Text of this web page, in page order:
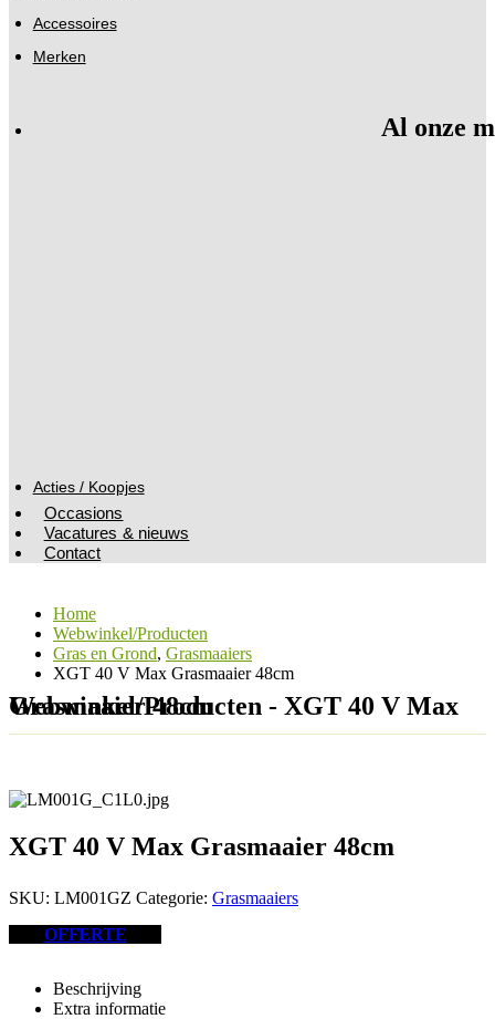
Accessoires
Merken
Al onze
Acties / Koopjes
Occasions
Vacatures & nieuws
Contact
Home
Webwinkel/Producten
Gras en Grond, Grasmaaiers
XGT 40 V Max Grasmaaier 48cm
Webwinkel/Producten - XGT 40 V Max Grasmaaier 48cm
XGT 40 V Max Grasmaaier 48cm
SKU: LM001GZ Categorie: Grasmaaiers
OFFERTE
Beschrijving
Extra informatie